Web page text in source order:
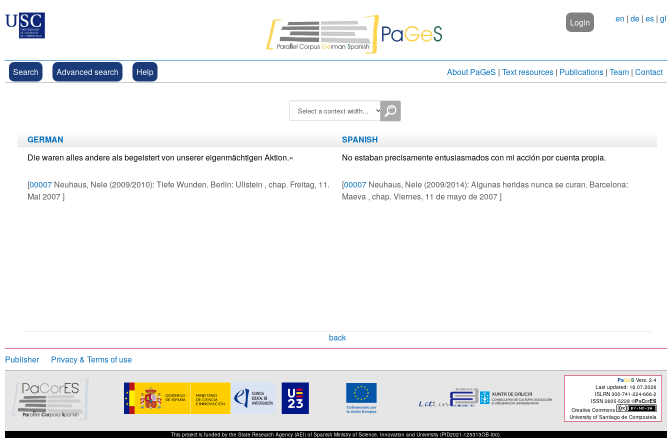
Login en | de| es| gl
Search Advanced search Help About PaGeS | Text resources| Publications| Team| Contact
GERMAN
SPANISH
Die waren alles andere als begeistert von unserer eigenmächtigen Aktion.«
[00007 Neuhaus, Nele (2009/2010): Tiefe Wunden. Berlin: Ullstein , chap. Freitag, 11.
Mai 2007 ]
No estaban precisamente entusiasmados con mi acción por cuenta propia.
[00007Neuhaus, Nele (2009/2014): Algunas heridas nunca se curan. Barcelona:
Maeva , chap. Viernes, 11 de mayo de 2007 ]
back
Publisher
Privacy & Terms of use
PaGeS Vers. 2.4
Last updated: 16.07.2026
ISLRN 300-741-224-666-2
ISSN 2605-5228 ©PaCorES
Creative Commons
University of Santiago de Compostela
This project is funded by the State Research Agency (AEI) of Spanish Ministry of Science, Innovation and University (PID2021-125313OB-I00).